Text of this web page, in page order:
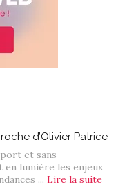
d’Olivier Patrice
et sans
en lumière les enjeux
... Lire la suite